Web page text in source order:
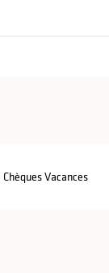
Chèques Vacances